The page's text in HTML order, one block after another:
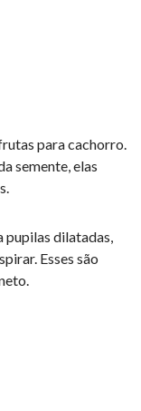
para cachorro.
semente, elas
pupilas dilatadas,
Esses são